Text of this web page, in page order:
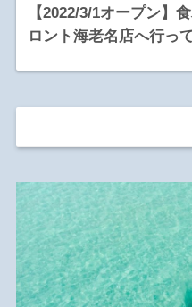
【2022/3/1オープン】
ロント海老名店へ行っ